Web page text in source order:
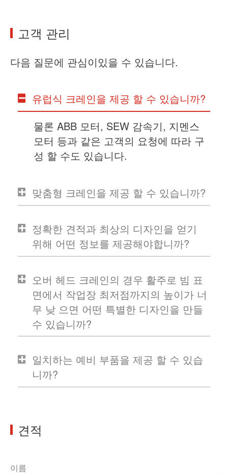
고객 관리
다음 질문에 관심이있을 수 있습니다.
유럽식 크레인을 제공 할 수 있습니까?
물론 ABB 모터, SEW 감속기, 지멘스
모터 등과 같은 고객의 요청에 따라 구
성 할 수도 있습니다.
맞춤형 크레인을 제공 할 수 있습니까?
정확한 견적과 최상의 디자인을 얻기
위해 어떤 정보를 제공해야합니까?
오버 헤드 크레인의 경우 활주로 빔 표
면에서 작업장 최저점까지의 높이가 너
무 낮 으면 어떤 특별한 디자인을 만들
수 있습니까?
일치하는 예비 부품을 제공 할 수 있습
니까?
견적
이름